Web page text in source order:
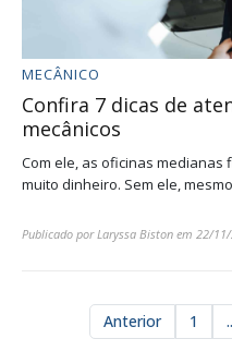
MECÂNICO
Confira 7 dicas de
mecânicos
Com ele, as oficinas medianas
muito dinheiro. Sem ele,
Publicado porLaryssa Biston em 22/
Anterior 1